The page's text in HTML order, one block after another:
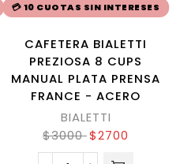
💳 10 CUOTAS SIN INTERESES
CAFETERA BIALETTI
PREZIOSA 8 CUPS
MANUAL PLATA PRENSA
FRANCE - ACERO
BIALETTI
$3000 $2700